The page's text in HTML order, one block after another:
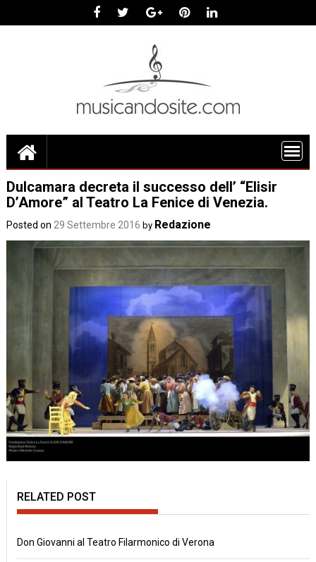
Dulcamara decreta il successo dell’ “Elisir
D’Amore” al Teatro La Fenice di Venezia.
Posted on 29 Settembre 2016 by Redazione
RELATED POST
Don Giovanni al Teatro Filarmonico di Verona